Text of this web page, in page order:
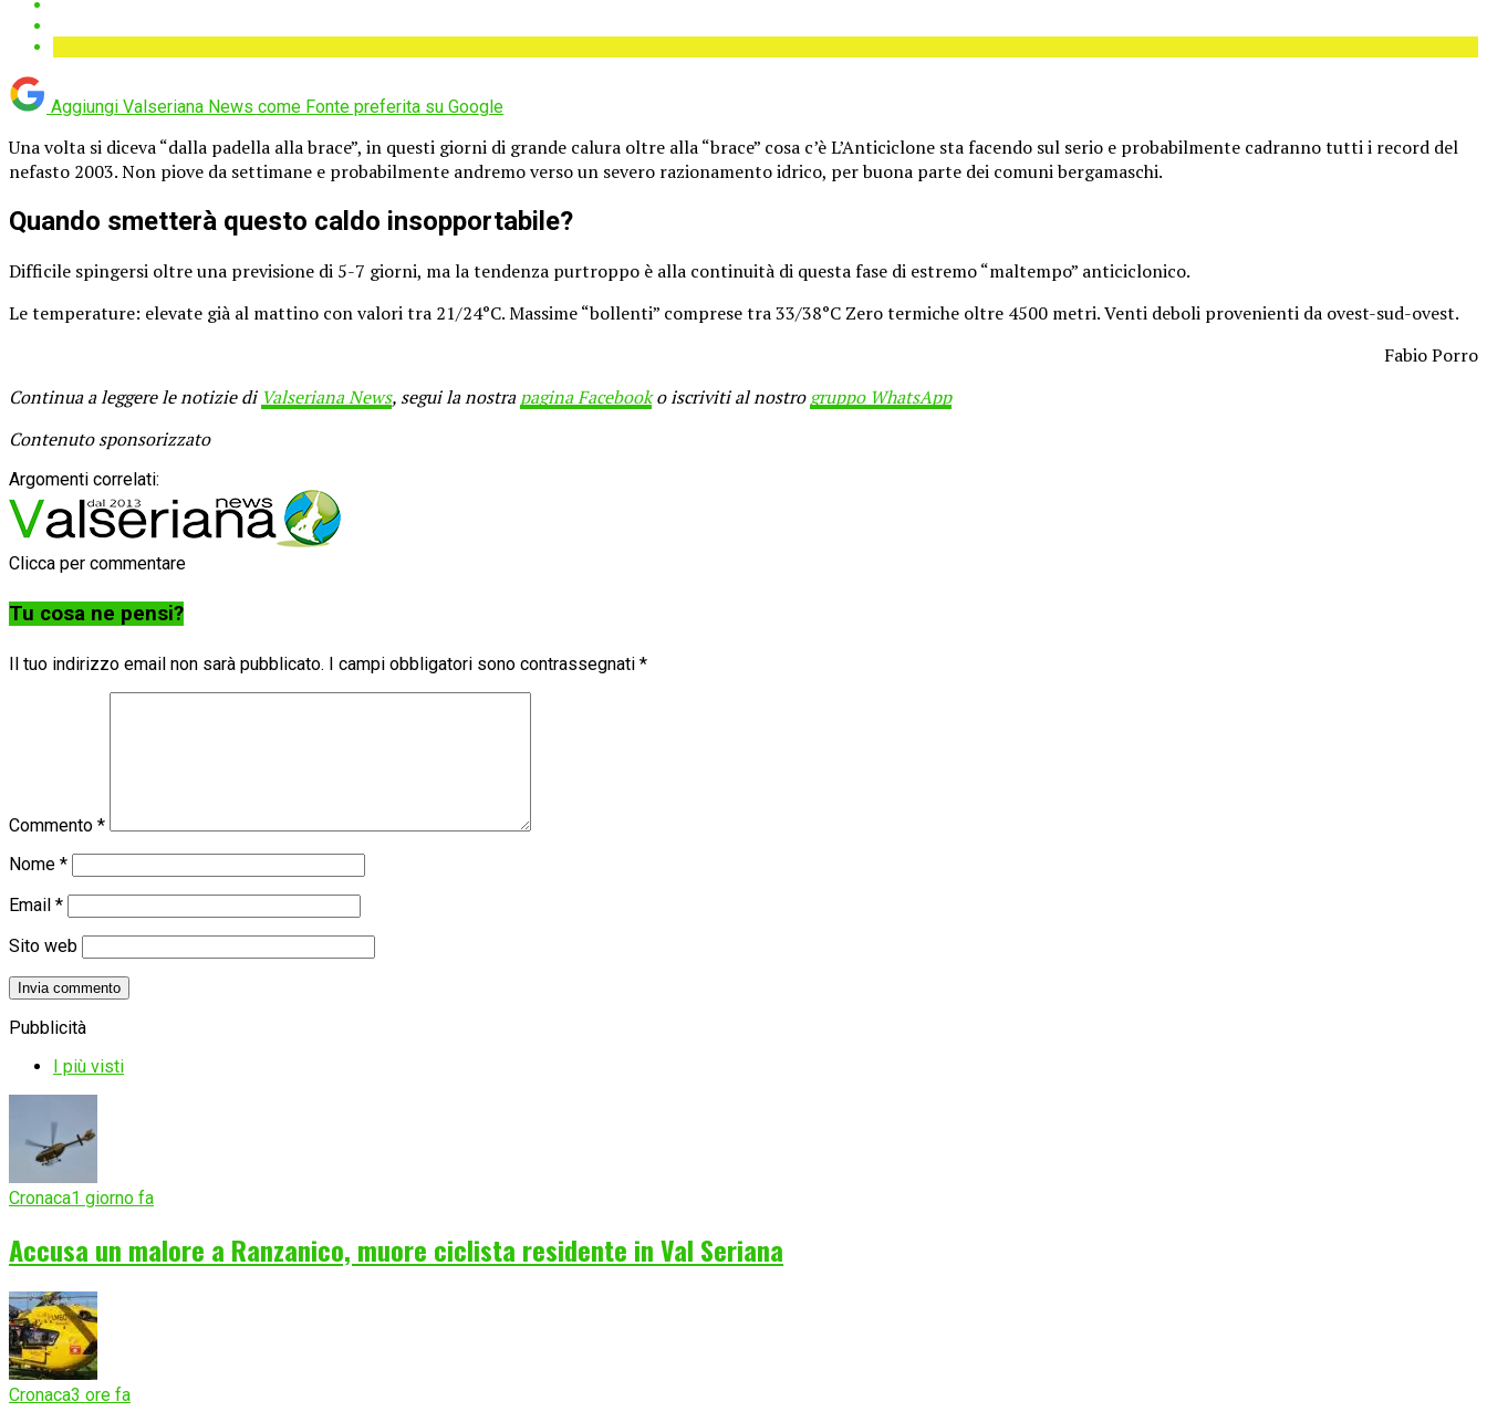
Aggiungi Valseriana News come Fonte preferita su Google
Una volta si diceva “dalla padella alla brace”, in questi giorni di grande calura oltre alla “brace” cosa c’è L’Anticiclone sta facendo sul serio e probabilmente cadranno tutti i record del
nefasto 2003. Non piove da settimane e probabilmente andremo verso un severo razionamento idrico, per buona parte dei comuni bergamaschi.
Quando smetterà questo caldo insopportabile?
Difficile spingersi oltre una previsione di 5-7 giorni, ma la tendenza purtroppo è alla continuità di questa fase di estremo “maltempo” anticiclonico.
Le temperature: elevate già al mattino con valori tra 21/24°C. Massime “bollenti” comprese tra 33/38°C Zero termiche oltre 4500 metri. Venti deboli provenienti da ovest-sud-ovest.
Fabio Porro
Continua a leggere le notizie di Valseriana News, segui la nostrapagina Facebooko iscriviti al nostrogruppo WhatsApp
Contenuto sponsorizzato
Argomenti correlati:
Clicca per commentare
Tu cosa ne pensi?
Il tuo indirizzo email non sarà pubblicato. I campi obbligatori sono contrassegnati *
Commento *
Nome *
Email *
Sito web
Pubblicità
I più visti
Cronaca1 giorno fa
Accusa un malore a Ranzanico, muore ciclista residente in Val Seriana
Cronaca3 ore fa